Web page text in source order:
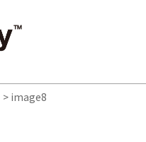
> image8